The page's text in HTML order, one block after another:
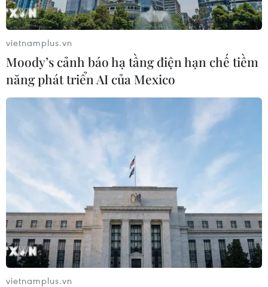
Các đại biểu thực hiện nghi thức phát động Giải báo chí toàn
quốc "Vì An ninh Tổ quốc và Bình yên cuộc sống" giai đoạn
2026-2028. (Ảnh: Phạm Kiên/TTXVN)
vietnamplus.vn
Moody’s cảnh báo hạ tầng điện hạn chế tiềm
năng phát triển AI của Mexico
vietnamplus.vn